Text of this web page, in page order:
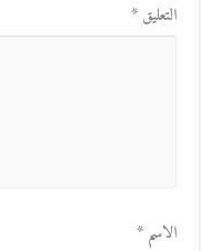
التعليق*
الاسم*